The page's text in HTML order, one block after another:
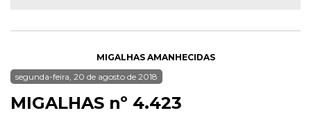
MIGALHAS AMANHECIDAS
segunda-feira, 20 de agosto de 2018
MIGALHAS nº 4.423